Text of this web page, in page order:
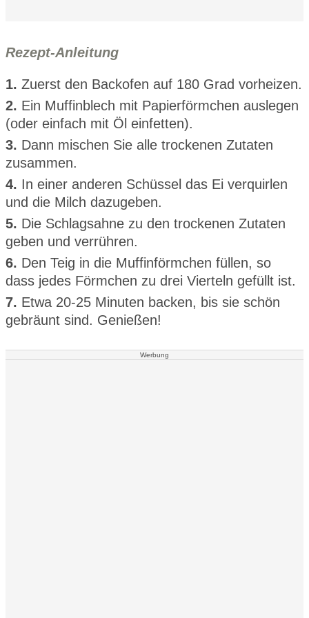
Rezept-Anleitung
1. Zuerst den Backofen auf 180 Grad vorheizen.
2. Ein Muffinblech mit Papierförmchen auslegen
(oder einfach mit Öl einfetten).
3. Dann mischen Sie alle trockenen Zutaten
zusammen.
4. In einer anderen Schüssel das Ei verquirlen
und die Milch dazugeben.
5. Die Schlagsahne zu den trockenen Zutaten
geben und verrühren.
6. Den Teig in die Muffinförmchen füllen, so
dass jedes Förmchen zu drei Vierteln gefüllt ist.
7. Etwa 20-25 Minuten backen, bis sie schön
gebräunt sind. Genießen!
Werbung